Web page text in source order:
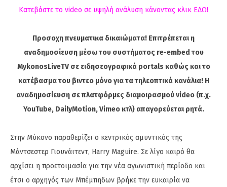
Κατεβάστε το video σε υψηλή ανάλυση κάνοντας κλικ ΕΔΩ!
Προσοχη πνευματικα δικαιώματα! Επιτρέπεται η
αναδημοσίευση μέσω του συστήματος re-embed του
MykonosLiveTV σε ειδησεογραφικά portals καθώς και το
κατέβασμα του βιντεο μόνο για τα τηλεοπτικά κανάλια! Η
αναδημοσίευση σε πλατφόρμες διαμοιρασμού video (π.χ.
YouTube, DailyMotion, Vimeo κτλ) απαγορεύεται ρητά.
Στην Μύκονο παραθερίζει ο κεντρικός αμυντικός της
Μάντσεστερ Γιουνάιτεντ, Harry Maguire. Σε λίγο καιρό θα
αρχίσει η προετοιμασία για την νέα αγωνιστική περίοδο και
έτσι ο αρχηγός των Μπέμπηδων βρήκε την ευκαιρία να